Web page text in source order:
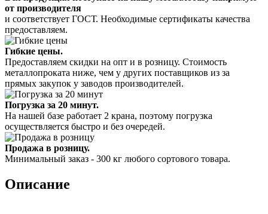
от производителя
и соответствует ГОСТ. Необходимые сертификаты качества
предоставляем.
Гибкие цены.
Предоставляем скидки на опт и в розницу. Стоимость
металлопроката ниже, чем у других поставщиков из за
прямых закупок у заводов производителей.
Погрузка за 20 минут.
На нашей базе работает 2 крана, поэтому погрузка
осуществляется быстро и без очередей.
Продажа в розницу.
Минимальный заказ - 300 кг любого сортового товара.
Описание